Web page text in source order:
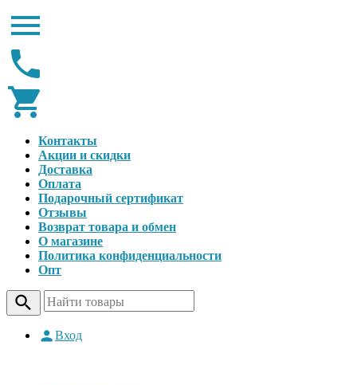
Контакты
Акции и скидки
Доставка
Оплата
Подарочный сертификат
Отзывы
Возврат товара и обмен
О магазине
Политика конфиденциальности
Опт
Вход